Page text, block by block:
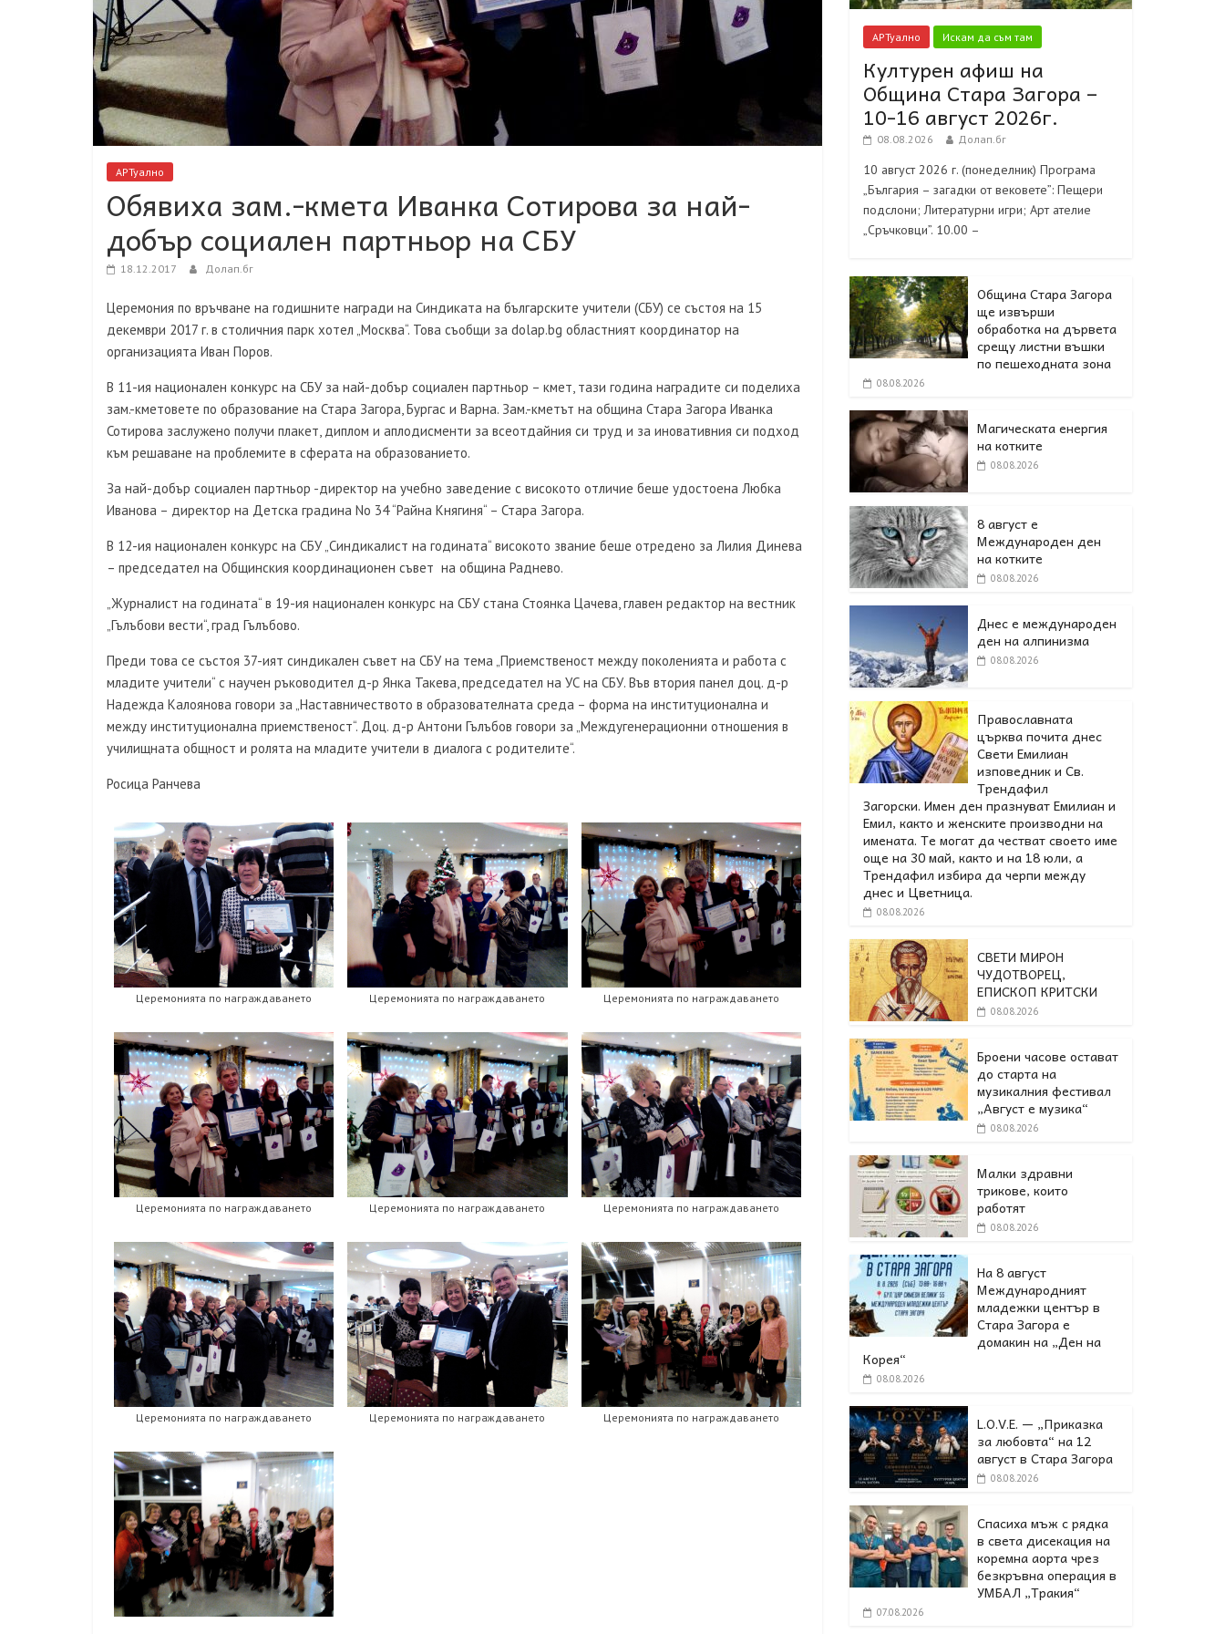
АРТуално
Обявиха зам.-кмета Иванка Сотирова за най-
добър социален партньор на СБУ
18.12.2017 Долап.бг
Церемония по връчване на годишните награди на Синдиката на българските учители (СБУ) се състоя на 15
декември 2017 г. в столичния парк хотел „Москва“. Това съобщи за dolap.bg областният координатор на
организацията Иван Поров.
В 11-ия национален конкурс на СБУ за най-добър социален партньор – кмет, тази година наградите си поделиха
зам.-кметовете по образование на Стара Загора, Бургас и Варна. Зам.-кметът на община Стара Загора Иванка
Сотирова заслужено получи плакет, диплом и аплодисменти за всеотдайния си труд и за иновативния си подход
към решаване на проблемите в сферата на образованието.
За най-добър социален партньор -директор на учебно заведение с високото отличие беше удостоена Любка
Иванова – директор на Детска градина No 34 “Райна Княгиня“ – Стара Загора.
В 12-ия национален конкурс на СБУ „Синдикалист на годината“ високото звание беше отредено за Лилия Динева
– председател на Общинския координационен съвет на община Раднево.
„Журналист на годината“ в 19-ия национален конкурс на СБУ стана Стоянка Цачева, главен редактор на вестник
„Гълъбови вести“, град Гълъбово.
Преди това се състоя 37-ият синдикален съвет на СБУ на тема „Приемственост между поколенията и работа с
младите учители“ с научен ръководител д-р Янка Такева, председател на УС на СБУ. Във втория панел доц. д-р
Надежда Калоянова говори за „Наставничеството в образователната среда – форма на институционална и
между институционална приемственост“. Доц. д-р Антони Гълъбов говори за „Междугенерационни отношения в
училищната общност и ролята на младите учители в диалога с родителите“.
Росица Ранчева
Церемонията по награждаването Церемонията по награждаването Церемонията по награждаването
Церемонията по награждаването Церемонията по награждаването Церемонията по награждаването
Церемонията по награждаването Церемонията по награждаването Церемонията по награждаването
АРТуално Искам да съм там
Културен афиш на
Община Стара Загора –
10-16 август 2026г.
08.08.2026 Долап.бг
10 август 2026 г. (понеделник) Програма
„България – загадки от вековете”: Пещери
подслони; Литературни игри; Арт ателие
„Сръчковци”. 10.00 –
Община Стара Загора
ще извърши
обработка на дървета
срещу листни въшки
по пешеходната зона
08.08.2026
Магическата енергия
на котките
08.08.2026
8 август е
Международен ден
на котките
08.08.2026
Днес е международен
ден на алпинизма
08.08.2026
Православната
църква почита днес
Свети Емилиан
изповедник и Св.
Трендафил
Загорски. Имен ден празнуват Емилиан и
Емил, както и женските производни на
имената. Те могат да честват своето име
още на 30 май, както и на 18 юли, а
Трендафил избира да черпи между
днес и Цветница.
08.08.2026
СВЕТИ МИРОН
ЧУДОТВОРЕЦ,
ЕПИСКОП КРИТСКИ
08.08.2026
Броени часове остават
до старта на
музикалния фестивал
„Август е музика“
08.08.2026
Малки здравни
трикове, които
работят
08.08.2026
На 8 август
Международният
младежки център в
Стара Загора е
домакин на „Ден на
Корея“
08.08.2026
L.O.V.E. — „Приказка
за любовта“ на 12
август в Стара Загора
08.08.2026
Спасиха мъж с рядка
в света дисекация на
коремна аорта чрез
безкръвна операция в
УМБАЛ „Тракия“
07.08.2026